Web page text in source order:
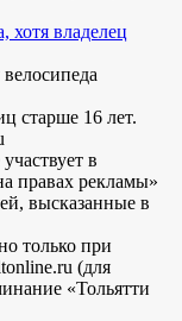
хотя владелец
старше 16 лет.
в
правах рекламы»
высказанные в
только при
(для
«Тольятти